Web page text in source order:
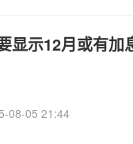
显示12月或有加
08-05 21:44